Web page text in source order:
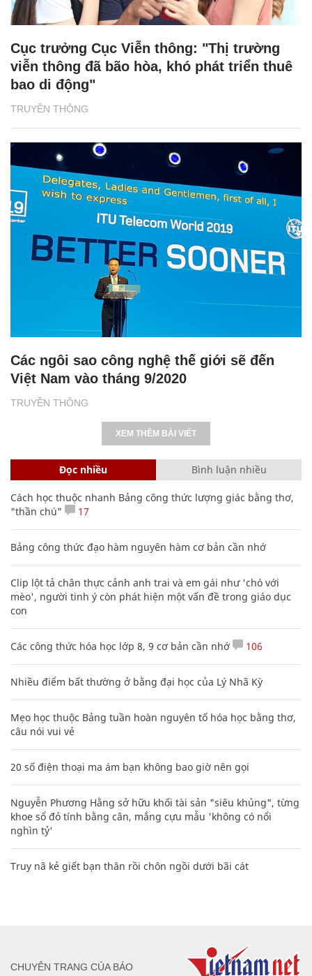
TRUYỀN THÔNG
Cục trưởng Cục Viễn thông: "Thị trường
viễn thông đã bão hòa, khó phát triển thuê
bao di động"
TRUYỀN THÔNG
Các ngôi sao công nghệ thế giới sẽ đến
Việt Nam vào tháng 9/2020
XEM THÊM BÀI VIẾT
Đọc nhiều Bình luận nhiều
Cách học thuộc nhanh Bảng công thức lượng giác bằng thơ,
"thần chú"
17
Bảng công thức đạo hàm nguyên hàm cơ bản cần nhớ
Clip lột tả chân thực cảnh anh trai và em gái như 'chó với
mèo', người tinh ý còn phát hiện một vấn đề trong giáo dục
con
Các công thức hóa học lớp 8, 9 cơ bản cần nhớ 106
Nhiều điểm bất thường ở bằng đại học của Lý Nhã Kỳ
Mẹo học thuộc Bảng tuần hoàn nguyên tố hóa học bằng thơ,
câu nói vui vẻ
20 số điện thoại ma ám bạn không bao giờ nên gọi
Nguyễn Phương Hằng sở hữu khối tài sản "siêu khủng", từng
khoe sổ đỏ tính bằng cân, mắng cựu mẫu 'không có nổi
nghìn tỷ'
Truy nã kẻ giết bạn thân rồi chôn ngồi dưới bãi cát
CHUYÊN TRANG CỦA BÁO